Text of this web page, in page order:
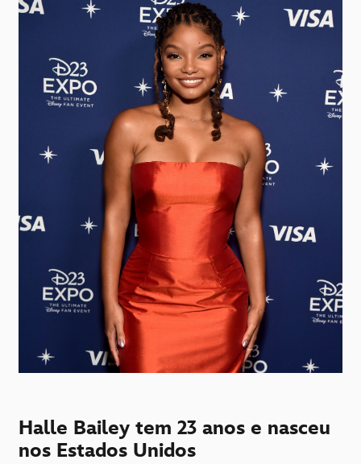
Halle Bailey tem 23 anos e nasceu
nos Estados Unidos